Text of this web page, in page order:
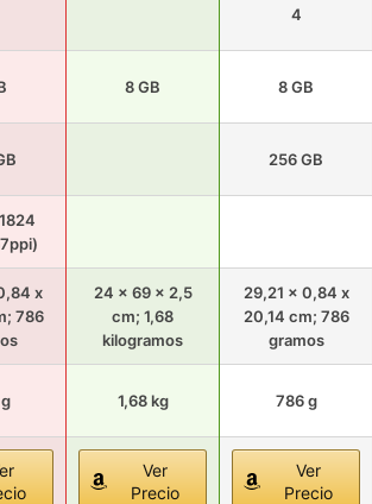
4
8 GB 8 GB
256 GB
x
786
24 x 69 x 2,5
cm; 1,68
kilogramos
29,21 x 0,84 x
20,14 cm; 786
gramos
1,68 kg 786 g
Ver
Precio
Ver
Precio